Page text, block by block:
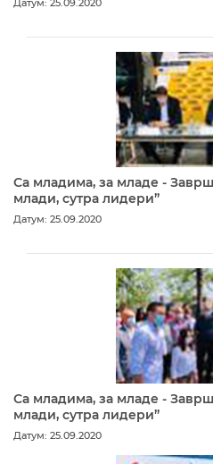
Датум: 25.09.2020
Са младима, за младе -
млади, сутра лидери”
Датум: 25.09.2020
Са младима, за младе -
млади, сутра лидери”
Датум: 25.09.2020